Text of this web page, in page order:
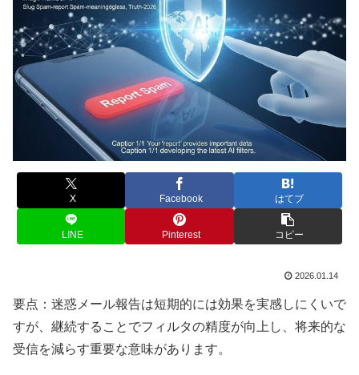
X Facebook はてブ
LINE Pinterest コピー
2026.01.14
要点：迷惑メール報告は短期的には効果を実感しにくいで
すが、継続することでフィルタの精度が向上し、将来的な
受信を減らす重要な意味があります。